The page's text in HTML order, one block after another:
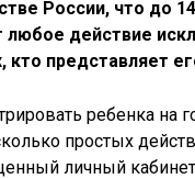
России, что до
любое действие
кто представляет
ребенка на
простых
личный